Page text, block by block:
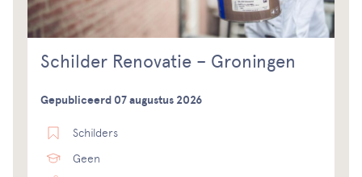
Schilder Renovatie – Groningen
Gepubliceerd 07 augustus 2026
Schilders
Geen